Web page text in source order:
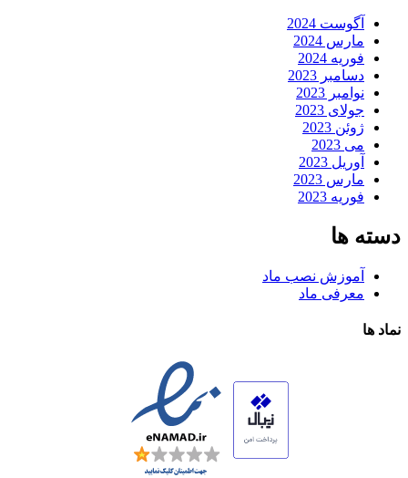
آگوست 2024
مارس 2024
فوریه 2024
دسامبر 2023
نوامبر 2023
جولای 2023
ژوئن 2023
می 2023
آوریل 2023
مارس 2023
فوریه 2023
دسته ها
آموزش نصب ماد
معرفی ماد
نماد ها